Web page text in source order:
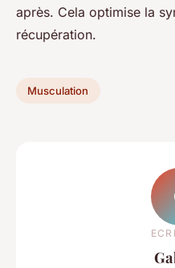
après. Cela optimise la
récupération.
Musculation